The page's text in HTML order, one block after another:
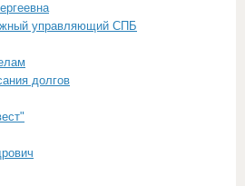
управляющий СПБ
долгов